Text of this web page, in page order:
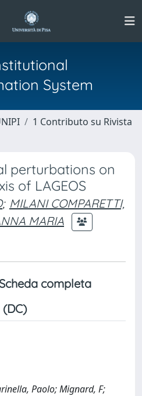
System
1 Contributo su Rivista
perturbations on
of LAGEOS
; MILANI COMPARETTI,
MARIA
completa
Paolo; Mignard, F;